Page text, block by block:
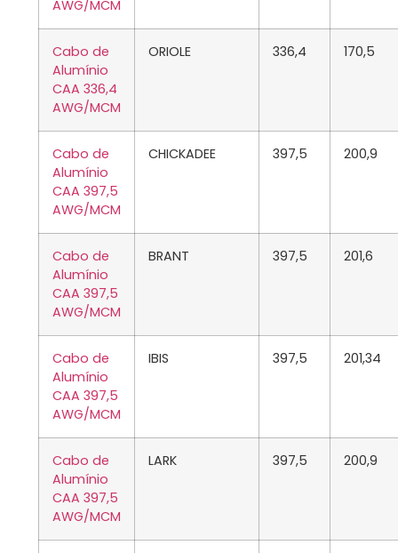
AWG/MCM
Cabo de
Alumínio
CAA 336,4
AWG/MCM
ORIOLE 336,4 170,5
Cabo de
Alumínio
CAA 397,5
AWG/MCM
CHICKADEE 397,5 200,9
Cabo de
Alumínio
CAA 397,5
AWG/MCM
BRANT 397,5 201,6
Cabo de
Alumínio
CAA 397,5
AWG/MCM
IBIS 397,5 201,34
Cabo de
Alumínio
CAA 397,5
AWG/MCM
LARK 397,5 200,9